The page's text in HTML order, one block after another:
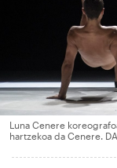
Luna Cenere
hartzekoa da Cenere.